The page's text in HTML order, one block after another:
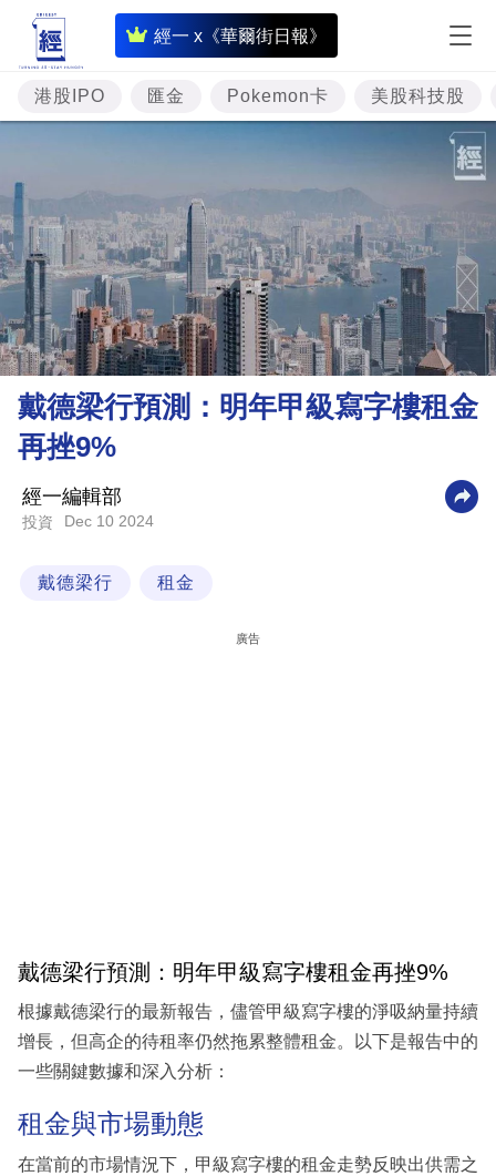
經一 x《華爾街日報》
即
時
財
經
投
資
樓
市
理
財
科
區
港股IPO 匯金 Pokemon卡 美股科技股
戴德梁行預測：明年甲級寫字樓租金
再挫9%
經一編輯部
投資 Dec 10 2024
戴德梁行 租金
廣告
戴德梁行預測：明年甲級寫字樓租金再挫9%
根據戴德梁行的最新報告，儘管甲級寫字樓的淨吸納量持續
增長，但高企的待租率仍然拖累整體租金。以下是報告中的
一些關鍵數據和深入分析：
租金與市場動態
在當前的市場情況下，甲級寫字樓的租金走勢反映出供需之